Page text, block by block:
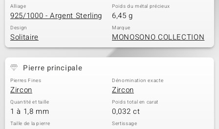
Alliage
925/1000 - Argent Sterling
Poids du métal précieux
6,45 g
Design
Solitaire
Marque
MONOSONO COLLECTION
Pierre principale
Pierres Fines
Zircon
Dénomination exacte
Zircon
Quantité et taille
1 à 1,8 mm
Poids total en carat
0,032 ct
Taille de la pierre Sertissage